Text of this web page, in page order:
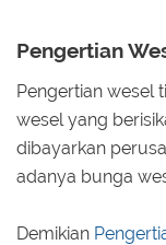
Pengertian
Pengertian wesel
wesel yang
dibayarkan
adanya bunga
Demikian